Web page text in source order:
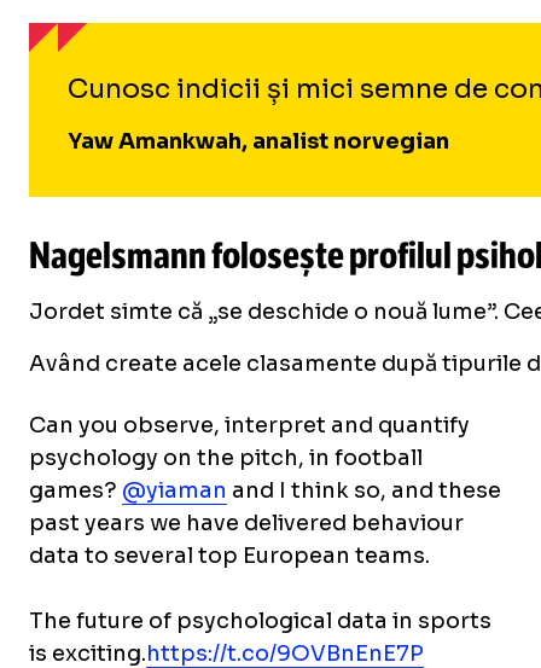
Cunosc indicii și mici semne de
Yaw Amankwah, analist norvegian
Nagelsmann folosește profilul
Jordet simte că „se deschide o nouă lume”.
Având create acele clasamente după
Can you observe, interpret and quantify
psychology on the pitch, in football
games? @yiaman and I think so, and these
past years we have delivered behaviour
data to several top European teams.
The future of psychological data in sports
is exciting.https://t.co/9OVBnEnE7P